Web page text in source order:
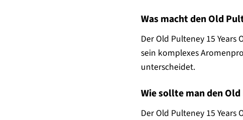
Was macht den Old
Der Old Pulteney 15
sein komplexes
unterscheidet.
Wie sollte man den
Der Old Pulteney 15